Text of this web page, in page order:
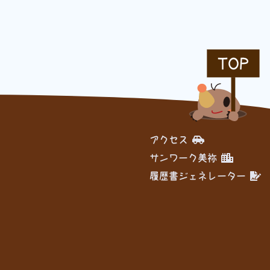
TOP
アクセス
サンワーク美祢
履歴書ジェネレーター